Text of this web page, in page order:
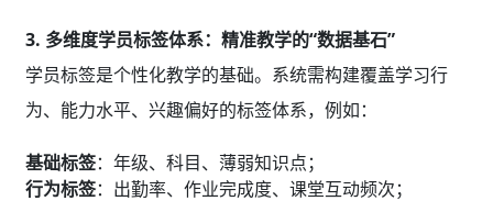
3. 多维度学员标签体系：精准教学的“数据基石”
学员标签是个性化教学的基础。系统需构建覆盖学习行
为、能力水平、兴趣偏好的标签体系，例如：
基础标签：年级、科目、薄弱知识点；
行为标签：出勤率、作业完成度、课堂互动频次；